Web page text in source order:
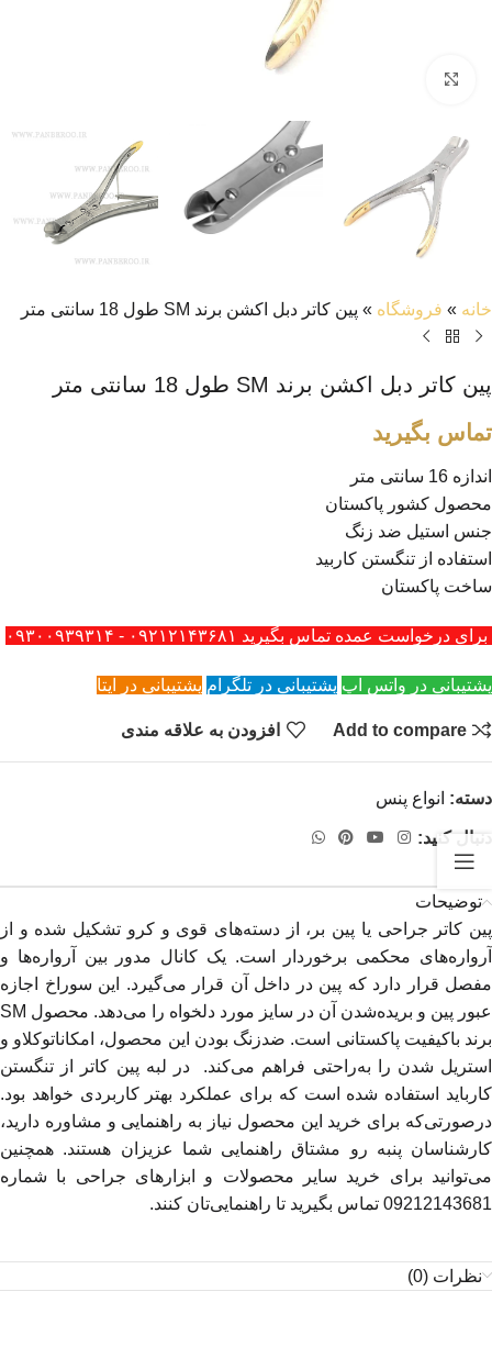
خانه » فروشگاه » پین کاتر دبل اکشن برند SM طول 18 سانتی متر
پین کاتر دبل اکشن برند SM طول 18 سانتی متر
تماس بگیرید
اندازه 16 سانتی متر
محصول کشور پاکستان
جنس استیل ضد زنگ
استفاده از تنگستن کاربید
ساخت پاکستان
برای درخواست عمده تماس بگیرید ۰۹۲۱۲۱۴۳۶۸۱ - ۰۹۳۰۰۹۳۹۳۱۴
پشتیبانی در واتس اپ پشتیبانی در تلگرام پشتیبانی در ایتا
Add to compare افزودن به علاقه مندی
دسته: انواع پنس
دنبال کنید:
توضیحات
پین کاتر جراحی یا پین بر، از دسته‌های قوی و کرو تشکیل شده و از
آرواره‌های محکمی برخوردار است. یک کانال مدور بین آرواره‌ها و
مفصل قرار دارد که پین در داخل آن قرار می‌گیرد. این سوراخ اجازه
عبور پین و بریده‌شدن آن در سایز مورد دلخواه را می‌دهد. محصول SM
برند باکیفیت پاکستانی است. ضدزنگ بودن این محصول، امکاناتوکلاو و
استریل شدن را به‌راحتی فراهم می‌کند. در لبه پین کاتر از تنگستن
کارباید استفاده شده است که برای عملکرد بهتر کاربردی خواهد بود.
درصورتی‌که برای خرید این محصول نیاز به راهنمایی و مشاوره دارید،
کارشناسان پنبه رو مشتاق راهنمایی شما عزیزان هستند. همچنین
می‌توانید برای خرید سایر محصولات و ابزارهای جراحی با شماره
09212143681 تماس بگیرید تا راهنمایی‌تان کنند.
نظرات (0)